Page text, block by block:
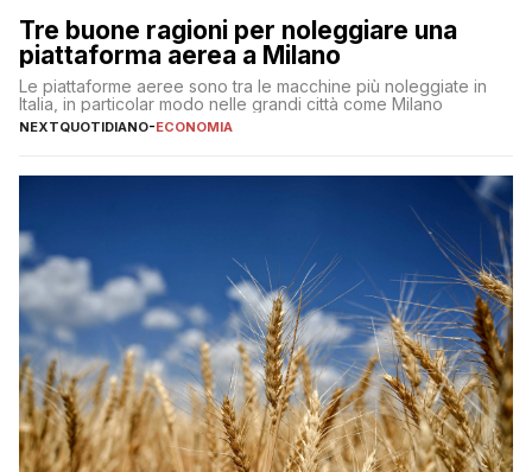
Tre buone ragioni per noleggiare una
piattaforma aerea a Milano
Le piattaforme aeree sono tra le macchine più noleggiate in
Italia, in particolar modo nelle grandi città come Milano
NEXTQUOTIDIANO-ECONOMIA